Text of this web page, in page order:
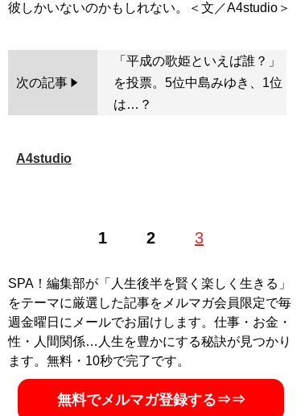
次の記事
「平成の歌姫といえば誰？」
を投票。5位中島みゆき、1位
は…？
A4studio
1 2 3
SPA！編集部が「人生後半を賢く楽しく生きる」
をテーマに厳選した記事をメルマガ会員限定で毎
週金曜日にメールでお届けします。仕事・お金・
性・人間関係…人生を豊かにする秘訣が見つかり
ます。無料・10秒で完了です。
無料でメルマガ登録する⇒⇒